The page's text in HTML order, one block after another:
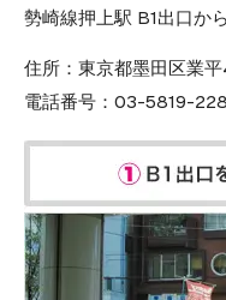
勢崎線押上駅 B1出口か
住所： 東京都墨田区業
電話番号： 03-5819-